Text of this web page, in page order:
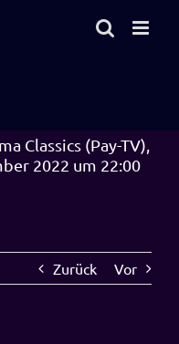
Classics (Pay-TV),
2022 um 22:00
Zurück Vor